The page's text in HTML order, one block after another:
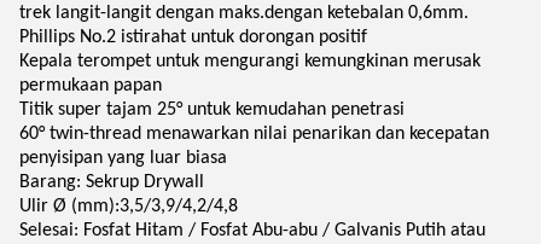
trek langit-langit dengan maks.dengan ketebalan 0,6mm.
Phillips No.2 istirahat untuk dorongan positif
Kepala terompet untuk mengurangi kemungkinan merusak
permukaan papan
Titik super tajam 25° untuk kemudahan penetrasi
60° twin-thread menawarkan nilai penarikan dan kecepatan
penyisipan yang luar biasa
Barang: Sekrup Drywall
Ulir Ø (mm):3,5/3,9/4,2/4,8
Selesai: Fosfat Hitam / Fosfat Abu-abu / Galvanis Putih atau